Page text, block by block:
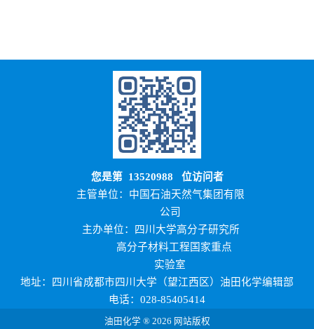
您是第 13520988 位访问者
主管单位：中国石油天然气集团有限
公司
主办单位：四川大学高分子研究所
高分子材料工程国家重点
实验室
地址：四川省成都市四川大学（望江西区）油田化学编辑部
电话：028-85405414
油田化学 ® 2026 网站版权